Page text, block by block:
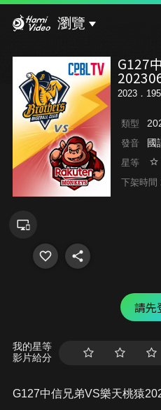
瀏覽
G127
2023．
類型
發音 國
星等
下架時間
請先
我的星等
影片給分
G127中信兄弟VS樂天桃猿